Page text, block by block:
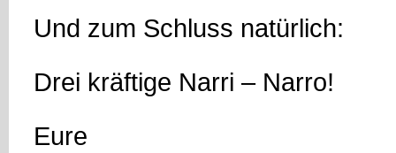
Und zum Schluss natürlich:
Drei kräftige Narri – Narro!
Eure